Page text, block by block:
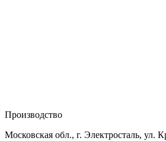
Производство
Московская обл., г. Электросталь, ул.